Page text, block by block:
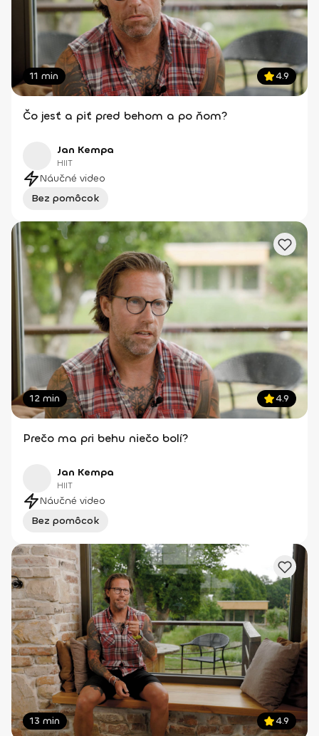
11 min 4.9
Čo jesť a piť pred behom a po ňom?
Jan Kempa
HIIT
Náučné video
Bez pomôcok
12 min 4.9
Prečo ma pri behu niečo bolí?
Jan Kempa
HIIT
Náučné video
Bez pomôcok
13 min 4.9